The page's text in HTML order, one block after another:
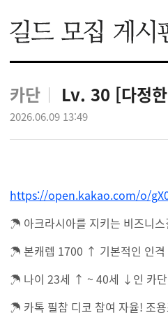
카단 Lv. 30 [다정
2026.06.09 13:49
https://open.kakao.com/o/
☂ 아크라시아를 지키는 비즈니
☂ 본캐렙 1700 ↑ 기본적인 인격
☂ 나이 23세 ↑ ~ 40세 ↓인 카단
☂ 카톡 필참 디코 참여 자율! 조